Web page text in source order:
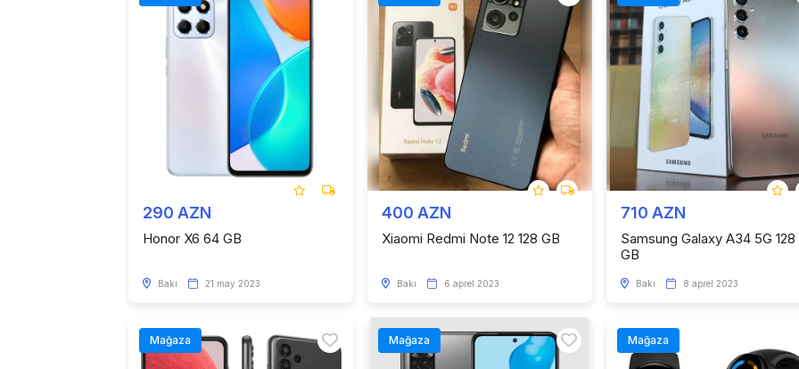
290 AZN
Honor X6 64 GB
Bakı 21 may 2023
400 AZN
Xiaomi Redmi Note 12 128 GB
Bakı 6 aprel 2023
710 AZN
Samsung Galaxy A34 5G 128
GB
Bakı 8 aprel 2023
Mağaza Mağaza Mağaza